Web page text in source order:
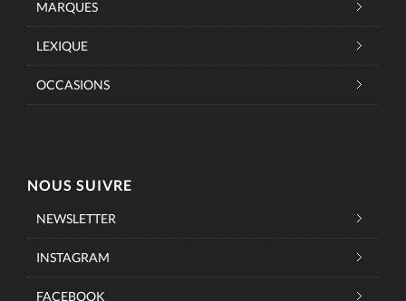
MARQUES
LEXIQUE
OCCASIONS
NOUS SUIVRE
NEWSLETTER
INSTAGRAM
FACEBOOK